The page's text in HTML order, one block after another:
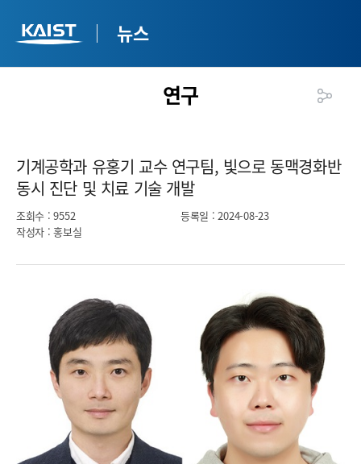
뉴스
연구
기계공학과 유홍기 교수 연구팀, 빛으로 동맥경화반
동시 진단 및 치료 기술 개발​
조회수 : 9552 등록일 : 2024-08-23
작성자 : 홍보실